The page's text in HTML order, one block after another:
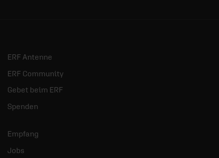
ERF Antenne
ERF Community
Gebet beim ERF
Spenden
Empfang
Jobs